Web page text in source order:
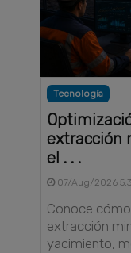
Tecnología
extracción
el . . .
07/Aug/2026
Conoce
extracción
yacimiento,